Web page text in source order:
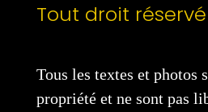
Tout droit réservé
Tous les textes et photos
propriété et ne sont pas